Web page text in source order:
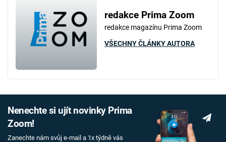
redakce Prima Zoom
redakce magazínu Prima Zoom
VŠECHNY ČLÁNKY AUTORA
Nenechte si ujít novinky Prima
Zoom!
Zanechte nám svůj e-mail a 1x týdně vás